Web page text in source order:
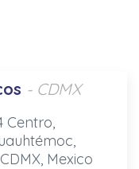
- CDMX
Centro,
Mexico